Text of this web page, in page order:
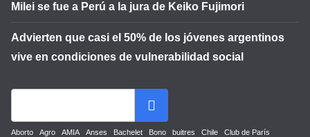
Milei se fue a Perú a la jura de Keiko Fujimori
Advierten que casi el 50% de los jóvenes argentinos
vive en condiciones de vulnerabilidad social
Aborto Agro AMIA Anses Bachelet Bono buitres Chile Club de París